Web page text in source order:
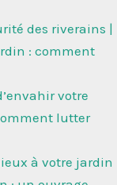
des riverains |
: comment
votre
lutter
à votre jardin